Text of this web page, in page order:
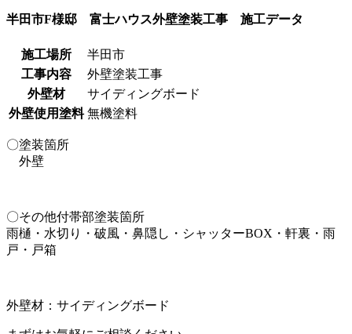
半田市F様邸 富士ハウス外壁塗装工事 施工データ
施工場所
半田市
工事内容
外壁塗装工事
外壁材
サイディングボード
外壁使用塗料 無機塗料
〇塗装箇所
外壁
〇その他付帯部塗装箇所
雨樋・水切り・破風・鼻隠し・シャッターBOX・軒裏・雨
戸・戸箱
外壁材：サイディングボード